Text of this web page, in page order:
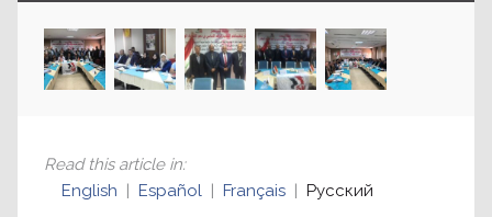
Read this article in:
English
Español Français Русский